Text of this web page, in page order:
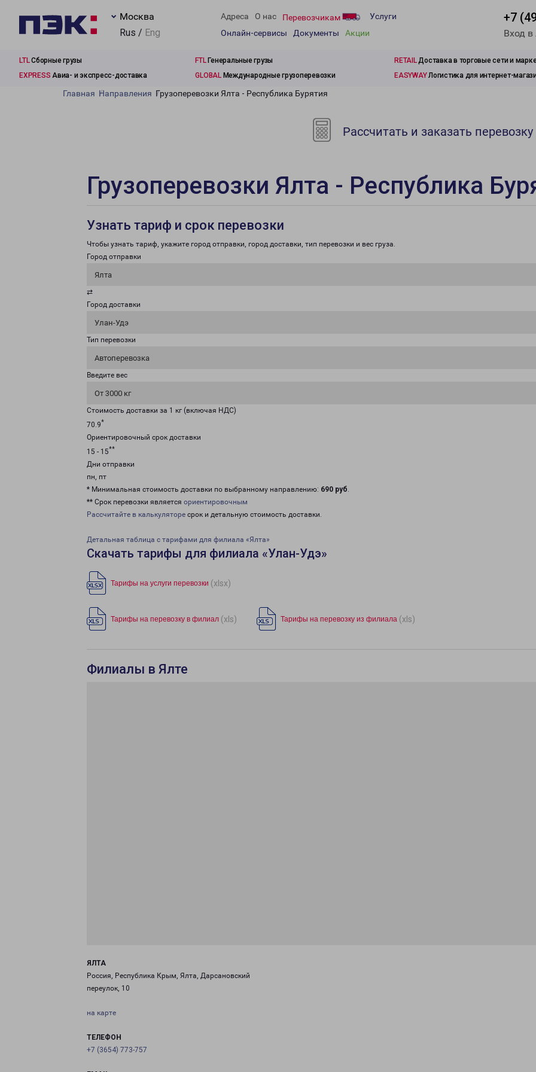
Москва
Rus / Eng
Адреса О нас Перевозчикам
Услуги
Онлайн-сервисы
Документы Акции
+7
Вход
LTLСборные грузы FTLГенеральные грузы RETAILДоставка в торговые сети и
EXPRESS Авиа- и экспресс-доставка GLOBALМеждународные грузоперевозки EASYWAYЛогистика для интернет-
Главная Направления Грузоперевозки Ялта - Республика Бурятия
Рассчитать и заказать перевозку
Грузоперевозки Ялта - Республика
Узнать тариф и срок перевозки
Чтобы узнать тариф, укажите город отправки, город доставки, тип перевозки и вес груза.
Город отправки
Ялта
⇄
Город доставки
Улан-Удэ
Тип перевозки
Автоперевозка
Введите вес
От 3000 кг
Стоимость доставки за 1 кг (включая НДС)
70.9*
Ориентировочный срок доставки
15 - 15**
Дни отправки
пн, пт
* Минимальная стоимость доставки по выбранному направлению: 690 руб.
** Срок перевозки является ориентировочным
Рассчитайте в калькуляторе срок и детальную стоимость доставки.
Детальная таблица с тарифами для филиала «Ялта»
Скачать тарифы для филиала «Улан-Удэ»
Тарифы на услуги перевозки (xlsx)
Тарифы на перевозку в филиал (xls) Тарифы на перевозку из филиала (xls)
Филиалы в Ялте
ЯЛТА
Россия, Республика Крым, Ялта, Дарсановский
переулок, 10
на карте
ТЕЛЕФОН
+7 (3654) 773-757